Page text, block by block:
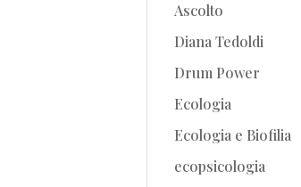
Ascolto
Diana Tedoldi
Drum Power
Ecologia
Ecologia e Biofilia
ecopsicologia